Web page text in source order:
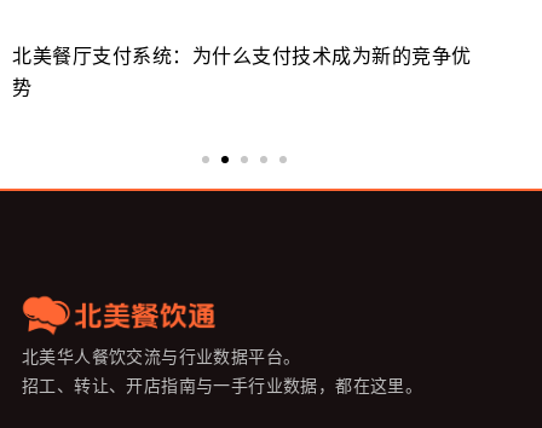
北美餐厅支付系统：为什么支付技术成为新的竞争优
势
北美华人餐饮交流与行业数据平台。
招工、转让、开店指南与一手行业数据，都在这里。